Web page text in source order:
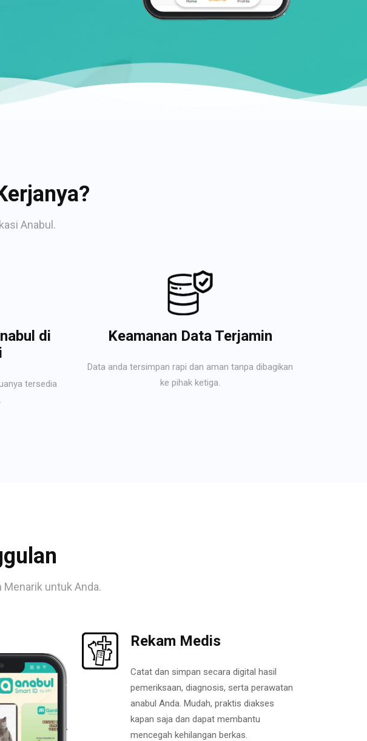
Anabul.
di
tersedia
Keamanan Data Terjamin
Data anda tersimpan rapi dan aman tanpa dibagikan
ke pihak ketiga.
Menarik untuk Anda.
Rekam Medis
Catat dan simpan secara digital hasil
pemeriksaan, diagnosis, serta perawatan
anabul Anda. Mudah, praktis diakses
kapan saja dan dapat membantu
mencegah kehilangan berkas.